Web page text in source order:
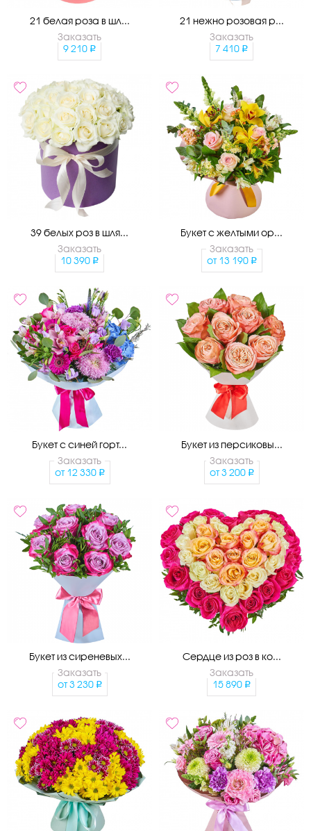
21 белая роза в шл...
Заказать
9 210
21 нежно розовая р...
Заказать
7 410
39 белых роз в шля...
Заказать
10 390
Букет с желтыми ор...
Заказать
от 13 190
Букет с синей горт...
Заказать
от 12 330
Букет из персиковы...
Заказать
от 3 200
Букет из сиреневых...
Заказать
от 3 230
Сердце из роз в ко...
Заказать
15 890